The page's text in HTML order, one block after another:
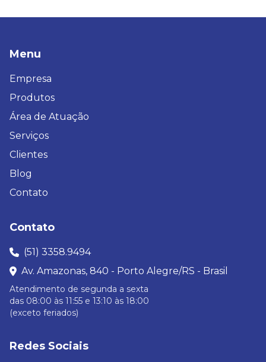
Menu
Empresa
Produtos
Área de Atuação
Serviços
Clientes
Blog
Contato
Contato
(51) 3358.9494
Av. Amazonas, 840 - Porto Alegre/RS - Brasil
Atendimento de segunda a sexta
das 08:00 às 11:55 e 13:10 às 18:00
(exceto feriados)
Redes Sociais